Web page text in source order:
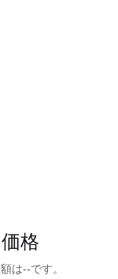
格
は--です。